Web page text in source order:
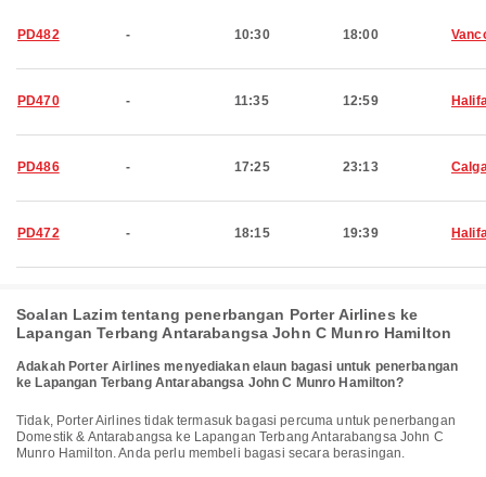
PD482 - 10:30 18:00
PD470 - 11:35 12:59
PD486 - 17:25 23:13
PD472 - 18:15 19:39
Soalan Lazim tentang penerbangan Porter Airlines ke
Lapangan Terbang Antarabangsa John C Munro Hamilton
Adakah Porter Airlines menyediakan elaun bagasi untuk penerbangan
ke Lapangan Terbang Antarabangsa John C Munro Hamilton?
Tidak, Porter Airlines tidak termasuk bagasi percuma untuk penerbangan
Domestik & Antarabangsa ke Lapangan Terbang Antarabangsa John C
Munro Hamilton. Anda perlu membeli bagasi secara berasingan.